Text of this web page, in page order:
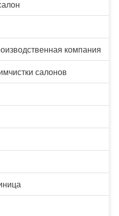
компания
салонов